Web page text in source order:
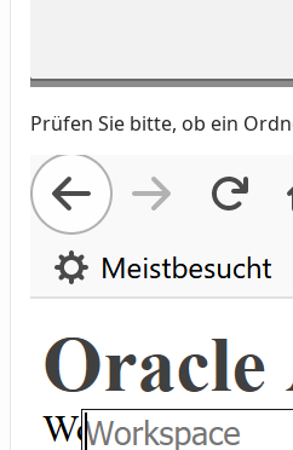
Prüfen Sie bitte, ob ein